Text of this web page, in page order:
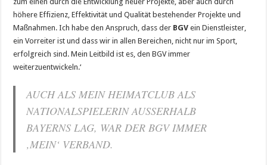
höhere Effizienz, Effektivität und Qualität bestehender Projekte und
Maßnahmen. Ich habe den Anspruch, dass der BGVein Dienstleister,
ein Vorreiter ist und dass wir in allen Bereichen, nicht nur im Sport,
erfolgreich sind. Mein Leitbild ist es, den BGV immer
weiterzuentwickeln.‘
AUCH ALS MEIN HEIMATCLUB ALS
NATIONALSPIELERIN AUSSERHALB
BAYERNS LAG, WAR DER BGV IMMER
‚MEIN‘ VERBAND.